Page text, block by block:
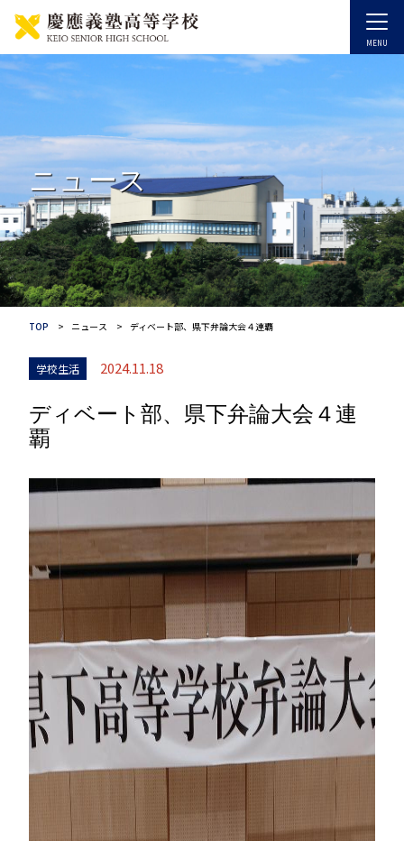
ニュース
TOP ニュース ディベート部、県下弁論大会４連覇
学校生活 2024.11.18
ディベート部、県下弁論大会４連
覇